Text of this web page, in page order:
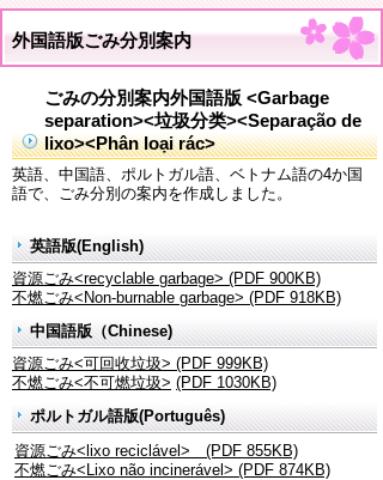
外国語版ごみ分別案内
ごみの分別案内外国語版 <Garbage
separation><垃圾分类><Separação de
lixo><Phân loại rác>
英語、中国語、ポルトガル語、ベトナム語の4か国
語で、ごみ分別の案内を作成しました。
英語版(English)
資源ごみ<recyclable garbage> (PDF 900KB)
不燃ごみ<Non-burnable garbage> (PDF 918KB)
中国語版（Chinese)
資源ごみ<可回收垃圾> (PDF 999KB)
不燃ごみ<不可燃垃圾> (PDF 1030KB)
ポルトガル語版(Português)
資源ごみ<lixo reciclável> (PDF 855KB)
不燃ごみ<Lixo não incinerável> (PDF 874KB)